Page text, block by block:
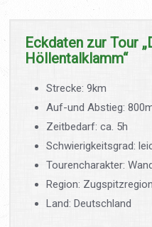
Eckdaten zur Tour
Höllentalklamm“
Strecke: 9km
Auf-und Abstieg:
Zeitbedarf: ca. 5h
Schwierigkeitsgrad:
Tourencharakter:
Region: Zugspitzregion
Land: Deutschland